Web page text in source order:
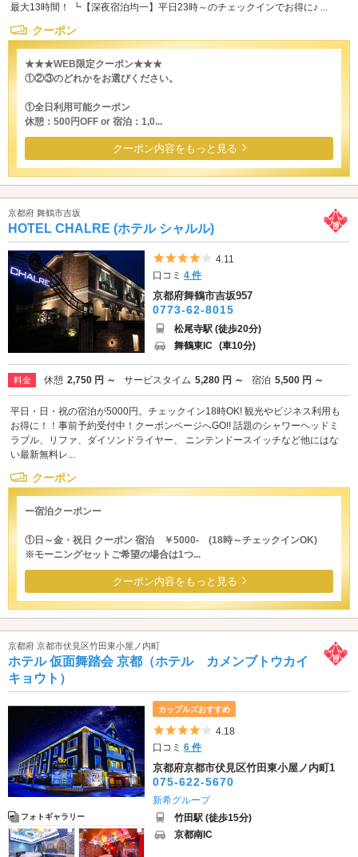
最大13時間！ ┗【深夜宿泊均一】平日23時～のチェックインでお得に♪ ...
クーポン
★★★WEB限定クーポン★★★
①②③のどれかをお選びください。
①全日利用可能クーポン
休憩：500円OFF or 宿泊：1,0...
クーポン内容をもっと見る
京都府 舞鶴市吉坂
HOTEL CHALRE (ホテル シャルル)
5つ星のうち4
4.11
口コミ4 件
京都府舞鶴市吉坂957
0773-62-8015
松尾寺駅 (徒歩20分)
舞鶴東IC (車10分)
料金 休憩 2,750 円 ～ サービスタイム 5,280 円 ～ 宿泊 5,500 円 ～
平日・日・祝の宿泊が5000円。チェックイン18時OK! 観光やビジネス利用も
お得に！！事前予約受付中！クーポンページへGO!! 話題のシャワーヘッドミ
ラブル、リファ、ダイソンドライヤー、 ニンテンドースイッチなど他にはな
い最新無料レ...
クーポン
ー宿泊クーポンー
①日～金・祝日 クーポン 宿泊 ￥5000- (18時～チェックインOK)
※モーニングセットご希望の場合は1つ...
クーポン内容をもっと見る
京都府 京都市伏見区竹田東小屋ノ内町
ホテル 仮面舞踏会 京都（ホテル カメンブトウカイ
キョウト）
フォトギャラリー
カップルズおすすめ
5つ星のうち4
4.18
口コミ6 件
京都府京都市伏見区竹田東小屋ノ内町1
075-622-5670
新希グループ
竹田駅 (徒歩15分)
京都南IC